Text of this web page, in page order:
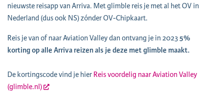
nieuwste reisapp van Arriva. Met glimble reis je met al het OV in
Nederland (dus ook NS) zónder OV-Chipkaart.
Reis je van of naar Aviation Valley dan ontvang je in 20235%
korting op alle Arriva reizen als je deze met glimble maakt.
De kortingscode vind je hierReis voordelig naar Aviation Valley
(glimble.nl)